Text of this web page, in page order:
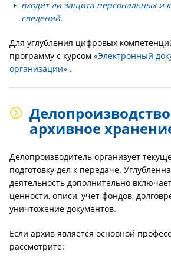
входит ли защита персональных и
сведений.
Для углубления цифровых
программу с курсом «Электронный
организации» .
архивное
Делопроизводитель организует
подготовку дел к передаче.
деятельность дополнительно
ценности, описи, учет фондов,
уничтожение документов.
Если архив является основной
рассмотрите: